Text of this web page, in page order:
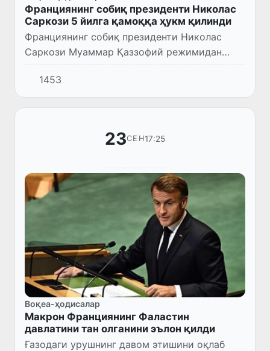
Франциянинг собиқ президенти Николас
Саркози 5 йилга қамоққа ҳукм қилинди
Франциянинг собиқ президенти Николас
Саркози Муаммар Қаззофий режимидан
ноқонуний маблағлар қабул қилиш билан
боғлиқ ишда жиноий тил бириктиришда
айбдор деб топилиб, 5 йилга қамоқ...
1453
23СЕН17:25
Воқеа-ҳодисалар
Макрон Франциянинг Фаластин
давлатини тан олганини эълон қилди
Ғазодаги урушнинг давом этишини оқлаб